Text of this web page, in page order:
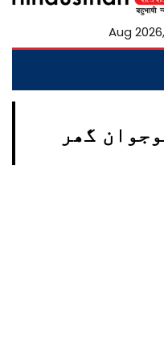
گھر